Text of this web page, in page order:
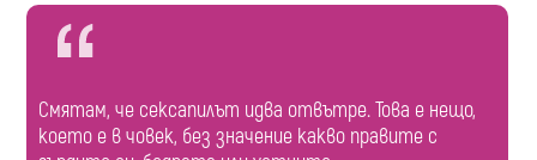
Смятам, че сексапилът идва отвътре. Това е нещо,
което е в човек, без значение какво правите с